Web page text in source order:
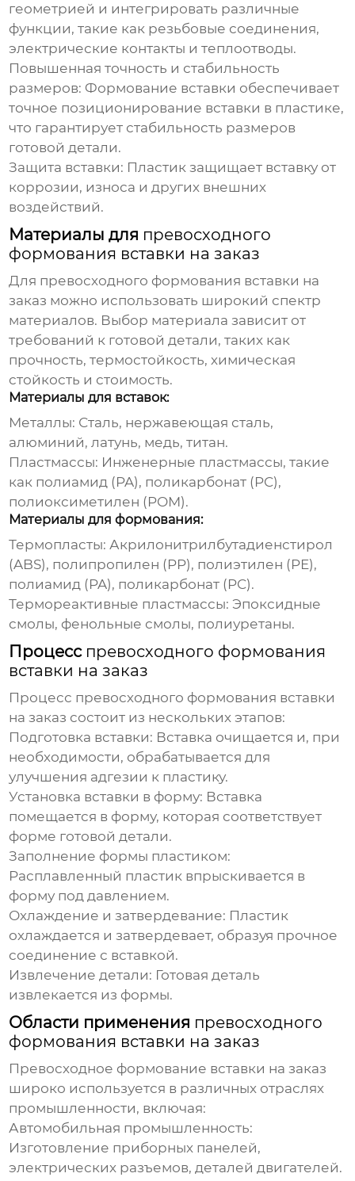
геометрией и интегрировать различные
функции, такие как резьбовые соединения,
электрические контакты и теплоотводы.
Повышенная точность и стабильность
размеров: Формование вставки обеспечивает
точное позиционирование вставки в пластике,
что гарантирует стабильность размеров
готовой детали.
Защита вставки: Пластик защищает вставку от
коррозии, износа и других внешних
воздействий.
Материалы для превосходного
формования вставки на заказ
Для превосходного формования вставки на
заказ можно использовать широкий спектр
материалов. Выбор материала зависит от
требований к готовой детали, таких как
прочность, термостойкость, химическая
стойкость и стоимость.
Материалы для вставок:
Металлы: Сталь, нержавеющая сталь,
алюминий, латунь, медь, титан.
Пластмассы: Инженерные пластмассы, такие
как полиамид (PA), поликарбонат (PC),
полиоксиметилен (POM).
Материалы для формования:
Термопласты: Акрилонитрилбутадиенстирол
(ABS), полипропилен (PP), полиэтилен (PE),
полиамид (PA), поликарбонат (PC).
Термореактивные пластмассы: Эпоксидные
смолы, фенольные смолы, полиуретаны.
Процесс превосходного формования
вставки на заказ
Процесс превосходного формования вставки
на заказ состоит из нескольких этапов:
Подготовка вставки: Вставка очищается и, при
необходимости, обрабатывается для
улучшения адгезии к пластику.
Установка вставки в форму: Вставка
помещается в форму, которая соответствует
форме готовой детали.
Заполнение формы пластиком:
Расплавленный пластик впрыскивается в
форму под давлением.
Охлаждение и затвердевание: Пластик
охлаждается и затвердевает, образуя прочное
соединение с вставкой.
Извлечение детали: Готовая деталь
извлекается из формы.
Области применения превосходного
формования вставки на заказ
Превосходное формование вставки на заказ
широко используется в различных отраслях
промышленности, включая:
Автомобильная промышленность:
Изготовление приборных панелей,
электрических разъемов, деталей двигателей.